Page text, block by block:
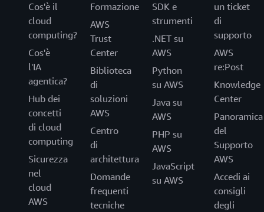
Cos'è il
cloud
computing?
Cos'è
l'IA
agentica?
Hub dei
concetti
di cloud
computing
Sicurezza
nel
cloud
AWS
Formazione
AWS
Trust
Center
Biblioteca
di
soluzioni
AWS
Centro
di
architettura
Domande
frequenti
tecniche
SDK e
strumenti
.NET su
AWS
Python
su AWS
Java su
AWS
PHP su
AWS
JavaScript
su AWS
un ticket
di
supporto
AWS
re:Post
Knowledge
Center
Panoramica
del
Supporto
AWS
Accedi ai
consigli
degli